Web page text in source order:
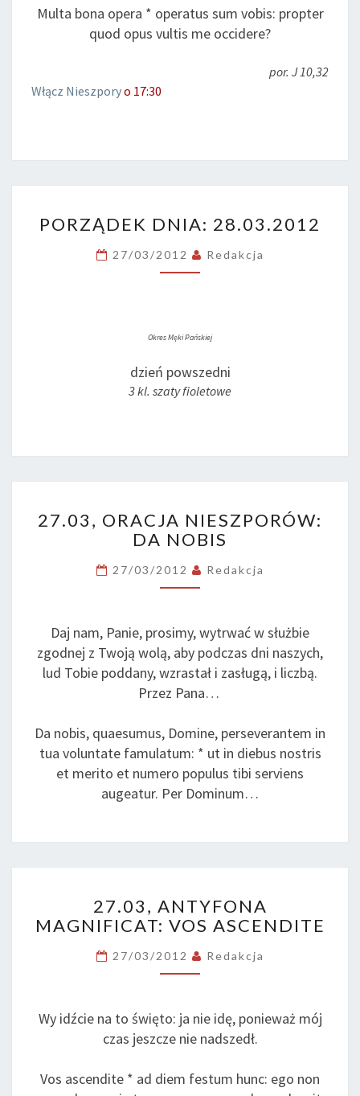
Multa bona opera * operatus sum vobis: propter
quod opus vultis me occidere?
por. J 10,32
Włącz Nieszporyo 17:30
DNIA:
PORZĄDEK DNIA: 28.03.2012
27/03/2012 Redakcja
Okres Męki Pańskiej
dzień powszedni
3 kl. szaty fioletowe
ORACJA
NIESZPORÓW:
NOBIS
27.03, ORACJA NIESZPORÓW:
DA NOBIS
27/03/2012 Redakcja
Daj nam, Panie, prosimy, wytrwać w służbie
zgodnej z Twoją wolą, aby podczas dni naszych,
lud Tobie poddany, wzrastał i zasługą, i liczbą.
Przez Pana…
Da nobis, quaesumus, Domine, perseverantem in
tua voluntate famulatum: * ut in diebus nostris
et merito et numero populus tibi serviens
augeatur. Per Dominum…
ANTYFONA
MAGNIFICAT:
ASCENDITE
27.03, ANTYFONA
MAGNIFICAT: VOS ASCENDITE
27/03/2012 Redakcja
Wy idźcie na to święto: ja nie idę, ponieważ mój
czas jeszcze nie nadszedł.
Vos ascendite * ad diem festum hunc: ego non